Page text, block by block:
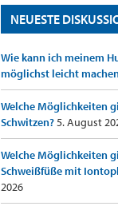
NEUESTE
Wie kann ich meinem
möglichst leicht
Welche Möglichkeiten
Schwitzen?5. August
Welche Möglichkeiten
Schweißfüße mit
2026